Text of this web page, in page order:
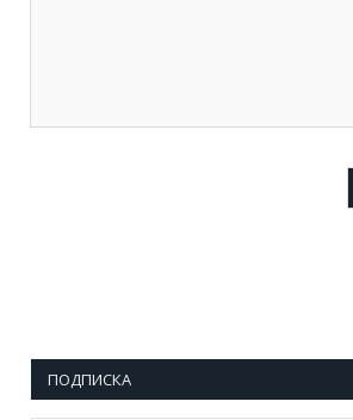
ПОДПИСКА